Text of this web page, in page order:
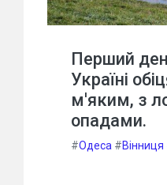
Перший
Україні
м'яким, з
опадами.
#Одеса #Вінниця